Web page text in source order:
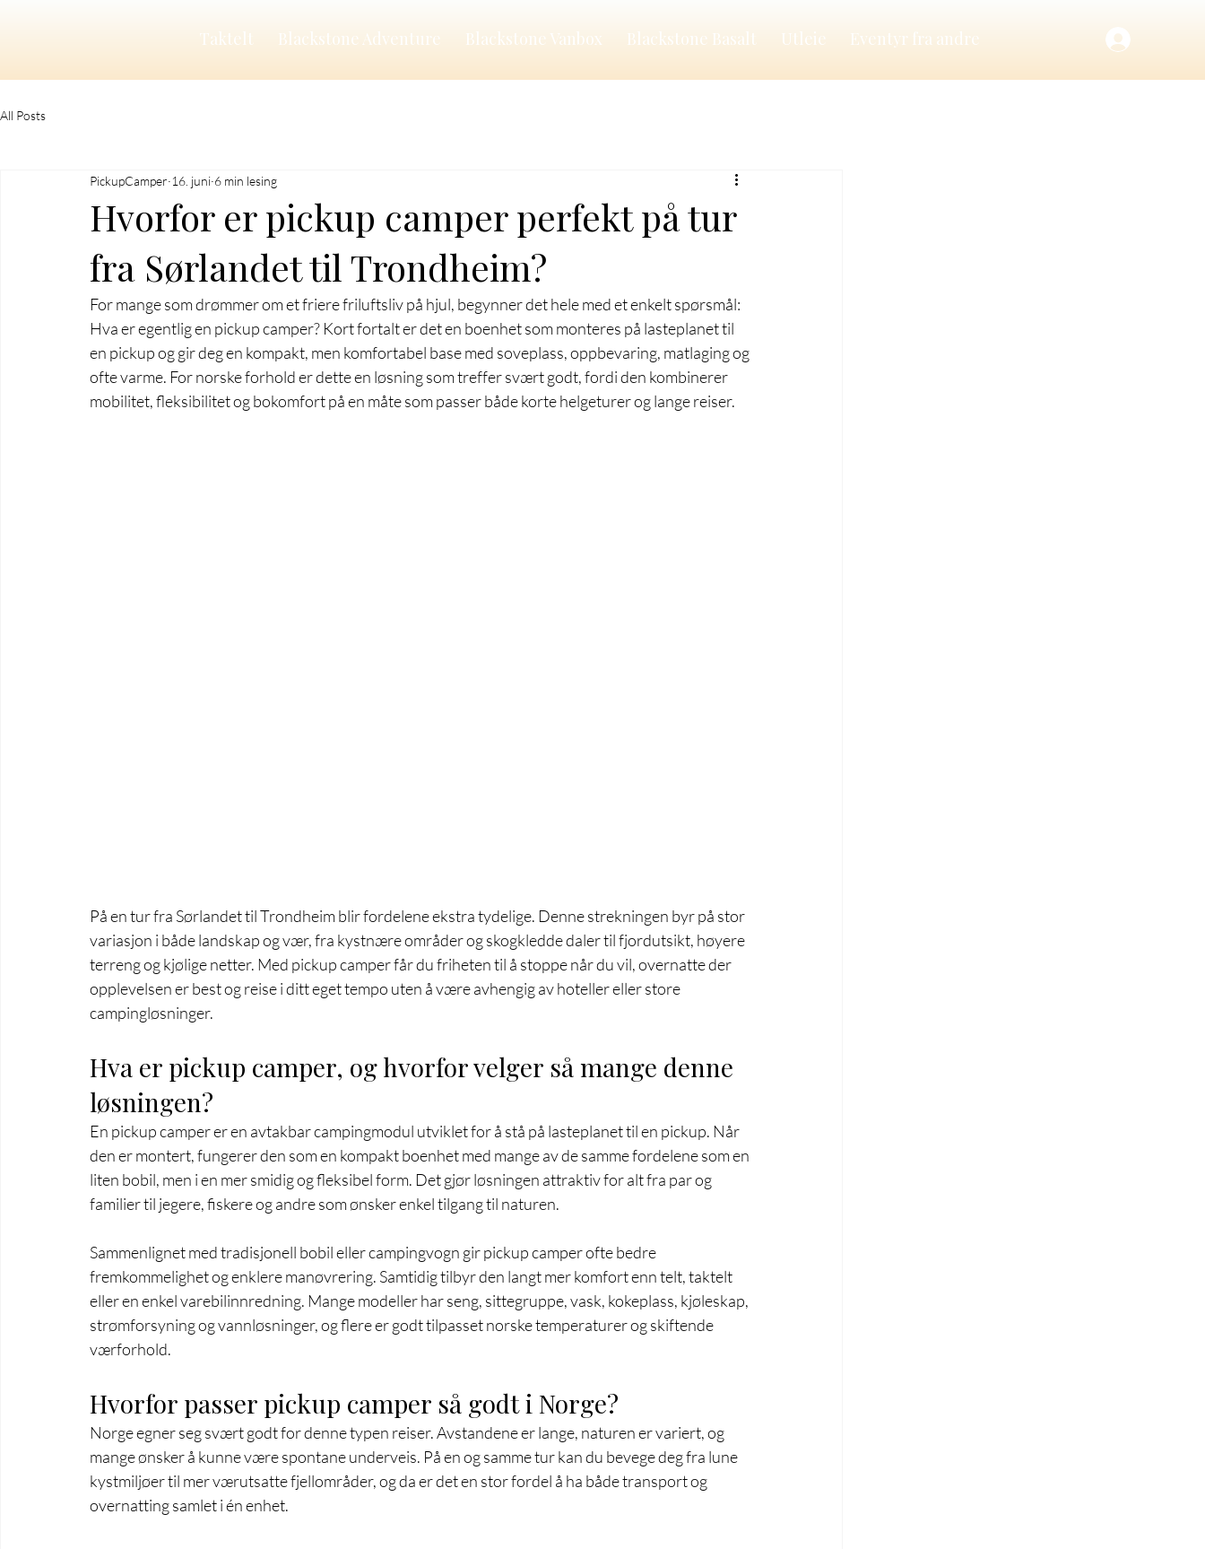
Taktelt Blackstone Adventure Blackstone Vanbox Blackstone Basalt Utleie Eventyr fra andre
All Posts
Hvorfor er pickup camper perfekt på tur
fra Sørlandet til Trondheim?
PickupCamper 16. juni 6 min lesing
For mange som drømmer om et friere friluftsliv på hjul, begynner det hele med et enkelt spørsmål:
Hva er egentlig en pickup camper? Kort fortalt er det en boenhet som monteres på lasteplanet til
en pickup og gir deg en kompakt, men komfortabel base med soveplass, oppbevaring, matlaging og
ofte varme. For norske forhold er dette en løsning som treffer svært godt, fordi den kombinerer
mobilitet, fleksibilitet og bokomfort på en måte som passer både korte helgeturer og lange reiser.
På en tur fra Sørlandet til Trondheim blir fordelene ekstra tydelige. Denne strekningen byr på stor
variasjon i både landskap og vær, fra kystnære områder og skogkledde daler til fjordutsikt, høyere
terreng og kjølige netter. Med pickup camper får du friheten til å stoppe når du vil, overnatte der
opplevelsen er best og reise i ditt eget tempo uten å være avhengig av hoteller eller store
campingløsninger.
Hva er pickup camper, og hvorfor velger så mange denne
løsningen?
En pickup camper er en avtakbar campingmodul utviklet for å stå på lasteplanet til en pickup. Når
den er montert, fungerer den som en kompakt boenhet med mange av de samme fordelene som en
liten bobil, men i en mer smidig og fleksibel form. Det gjør løsningen attraktiv for alt fra par og
familier til jegere, fiskere og andre som ønsker enkel tilgang til naturen.
Sammenlignet med tradisjonell bobil eller campingvogn gir pickup camper ofte bedre
fremkommelighet og enklere manøvrering. Samtidig tilbyr den langt mer komfort enn telt, taktelt
eller en enkel varebilinnredning. Mange modeller har seng, sittegruppe, vask, kokeplass, kjøleskap,
strømforsyning og vannløsninger, og flere er godt tilpasset norske temperaturer og skiftende
værforhold.
Hvorfor passer pickup camper så godt i Norge?
Norge egner seg svært godt for denne typen reiser. Avstandene er lange, naturen er variert, og
mange ønsker å kunne være spontane underveis. På en og samme tur kan du bevege deg fra lune
kystmiljøer til mer værutsatte fjellområder, og da er det en stor fordel å ha både transport og
overnatting samlet i én enhet.